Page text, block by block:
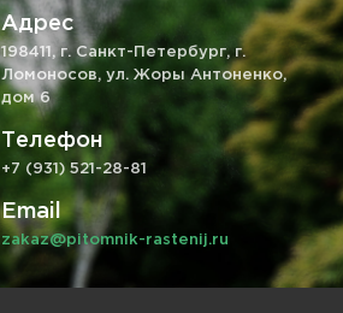
Адрес
198411, г. Санкт-Петербург, г.
Ломоносов, ул. Жоры Антоненко,
дом 6
Телефон
+7 (931) 521-28-81
Email
zakaz@pitomnik-rastenij.ru